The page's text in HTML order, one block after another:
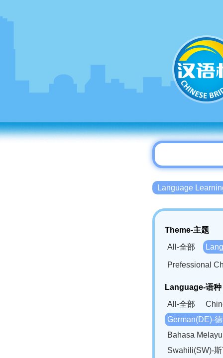
Language
Theme-主题
All-全部
Prefessional
Language-语种
All-全部
German(DE)-
Bahasa
Swahili(SW)-